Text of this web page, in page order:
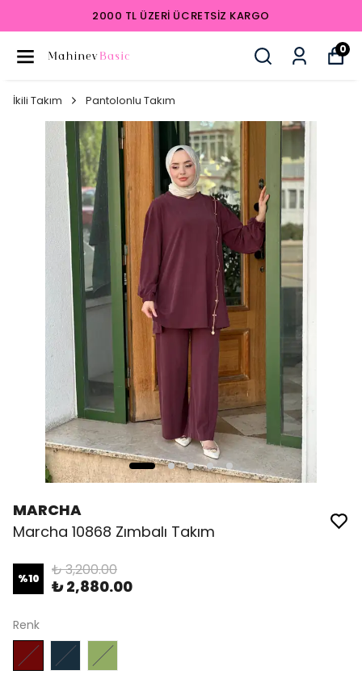
2000 TL ÜZERI ÜCRETSIZ KARGO
0
İkili Takım Pantolonlu Takım
MARCHA
Marcha 10868 Zımbalı Takım
%10 ₺ 3,200.00
₺ 2,880.00
Renk